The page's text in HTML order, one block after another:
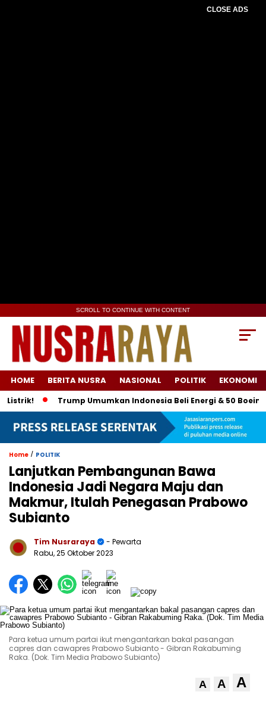
CLOSE ADS
SCROLL TO CONTINUE WITH CONTENT
HOME BERITA NUSRA NASIONAL POLITIK EKONOMI
Trump Umumkan Indonesia Beli Energi & 50 Boeing, Tarif
Home / POLITIK
Lanjutkan Pembangunan Bawa
Indonesia Jadi Negara Maju dan
Makmur, Itulah Penegasan Prabowo
Subianto
Tim Nusraraya
- Pewarta
Rabu, 25 Oktober 2023
Para ketua umum partai ikut mengantarkan bakal pasangan
capres dan cawapres Prabowo Subianto - Gibran Rakabuming
Raka. (Dok. Tim Media Prabowo Subianto)
A A A